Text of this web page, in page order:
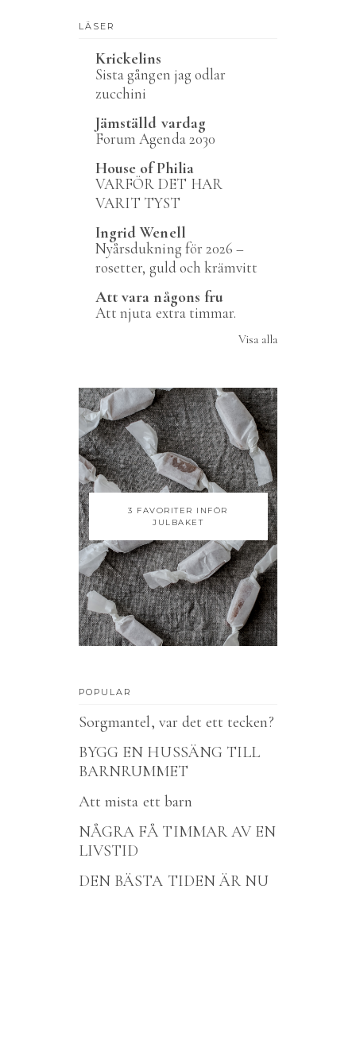
LÄSER
Krickelins
Sista gången jag odlar
zucchini
Jämställd vardag
Forum Agenda 2030
House of Philia
VARFÖR DET HAR
VARIT TYST
Ingrid Wenell
Nyårsdukning för 2026 –
rosetter, guld och krämvitt
Att vara någons fru
Att njuta extra timmar.
Visa alla
3 FAVORITER INFÖR
JULBAKET
POPULAR
Sorgmantel, var det ett tecken?
BYGG EN HUSSÄNG TILL
BARNRUMMET
Att mista ett barn
NÅGRA FÅ TIMMAR AV EN
LIVSTID
DEN BÄSTA TIDEN ÄR NU